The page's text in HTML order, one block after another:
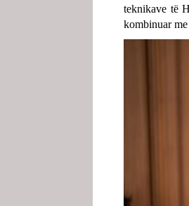
teknikave të
kombinuar